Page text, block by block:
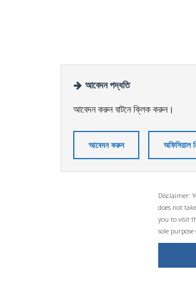
আবেদন পদ্ধতি
আবেদন করুন বাটনে ক্লিক করুন।
আবেদন করুন অফিসিয়াল
Disclaimer:
does not
you to visit
sole